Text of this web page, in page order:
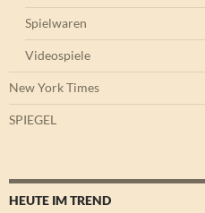
Spielwaren
Videospiele
New York Times
SPIEGEL
HEUTE IM TREND